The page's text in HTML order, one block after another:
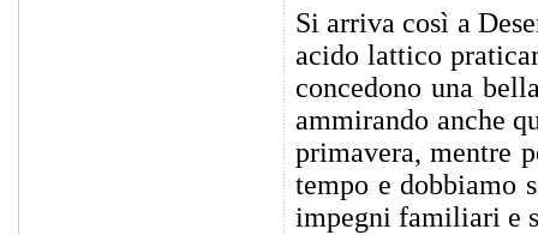
Si arriva così a
acido lattico
concedono una
ammirando anche
primavera, mentre
tempo e dobbiamo
impegni familiari e